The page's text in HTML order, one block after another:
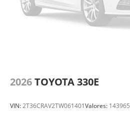
2026TOYOTA 330E
VIN:2T36CRAV2TW061401Valores: 143965